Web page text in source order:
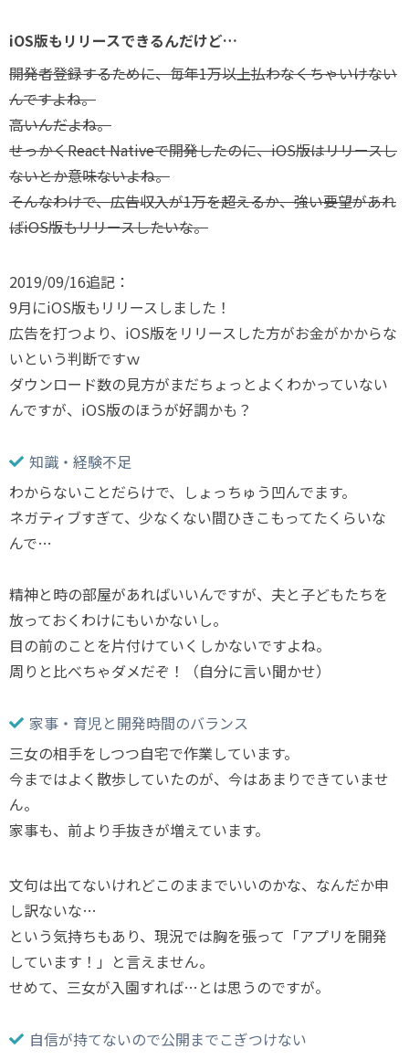
iOS版もリリースできるんだけど…
開発者登録するために、毎年1万以上払わなくちゃいけない
んですよね。
高いんだよね。
せっかくReact Nativeで開発したのに、iOS版はリリースし
ないとか意味ないよね。
そんなわけで、広告収入が1万を超えるか、強い要望があれ
ばiOS版もリリースしたいな。
2019/09/16追記：
9月にiOS版もリリースしました！
広告を打つより、iOS版をリリースした方がお金がかからな
いという判断ですｗ
ダウンロード数の見方がまだちょっとよくわかっていない
んですが、iOS版のほうが好調かも？
知識・経験不足
わからないことだらけで、しょっちゅう凹んでます。
ネガティブすぎて、少なくない間ひきこもってたくらいな
んで…
精神と時の部屋があればいいんですが、夫と子どもたちを
放っておくわけにもいかないし。
目の前のことを片付けていくしかないですよね。
周りと比べちゃダメだぞ！（自分に言い聞かせ）
家事・育児と開発時間のバランス
三女の相手をしつつ自宅で作業しています。
今まではよく散歩していたのが、今はあまりできていませ
ん。
家事も、前より手抜きが増えています。
文句は出てないけれどこのままでいいのかな、なんだか申
し訳ないな…
という気持ちもあり、現況では胸を張って「アプリを開発
しています！」と言えません。
せめて、三女が入園すれば…とは思うのですが。
自信が持てないので公開までこぎつけない